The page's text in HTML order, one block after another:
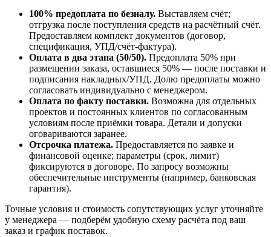
100% предоплата по безналу. Выставляем счёт;
отгрузка после поступления средств на расчётный счёт.
Предоставляем комплект документов (договор,
спецификация, УПД/счёт-фактура).
Оплата в два этапа (50/50). Предоплата 50% при
размещении заказа, оставшиеся 50% — после поставки и
подписания накладных/УПД. Долю предоплаты можно
согласовать индивидуально с менеджером.
Оплата по факту поставки. Возможна для отдельных
проектов и постоянных клиентов по согласованным
условиям после приёмки товара. Детали и допуски
оговариваются заранее.
Отсрочка платежа. Предоставляется по заявке и
финансовой оценке; параметры (срок, лимит)
фиксируются в договоре. По запросу возможны
обеспечительные инструменты (например, банковская
гарантия).
Точные условия и стоимость сопутствующих услуг уточняйте
у менеджера — подберём удобную схему расчёта под ваш
заказ и график поставок.